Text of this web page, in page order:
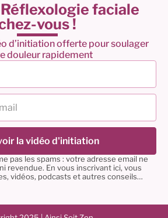
faciale
vous !
d’initiation offerte pour soulager
douleur rapidement
la vidéo d'initiation
pas les spams : votre adresse email ne
revendue. En vous inscrivant ici, vous
vidéos, podcasts et autres conseils…